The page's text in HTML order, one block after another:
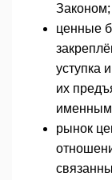
Законом;
ценные
уступка
их
рынок